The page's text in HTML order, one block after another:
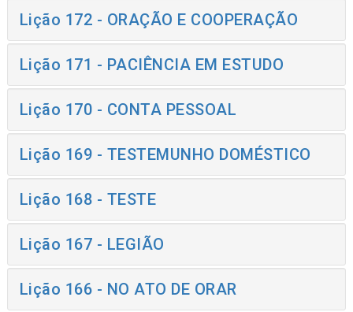
Lição 172 - ORAÇÃO E COOPERAÇÃO
Lição 171 - PACIÊNCIA EM ESTUDO
Lição 170 - CONTA PESSOAL
Lição 169 - TESTEMUNHO DOMÉSTICO
Lição 168 - TESTE
Lição 167 - LEGIÃO
Lição 166 - NO ATO DE ORAR